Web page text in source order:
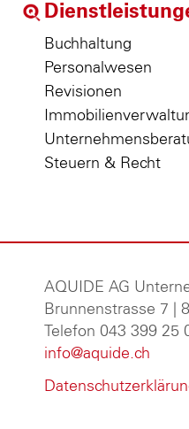
Buchhaltung
Personalwesen
Revisionen
Steuern & Recht
AQUIDE AG
Brunnenstrasse 7 |
Telefon 043 399 25
info@aquide.ch